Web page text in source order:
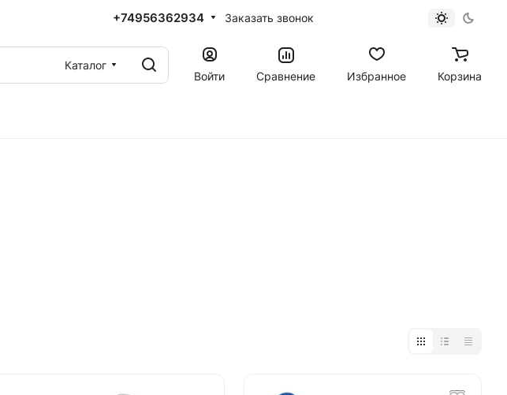
+74956362934 Заказать звонок
Каталог
Войти
Сравнение Избранное Корзина